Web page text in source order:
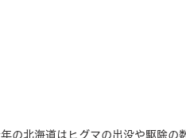
の北海道はヒグマの出没や駆除の